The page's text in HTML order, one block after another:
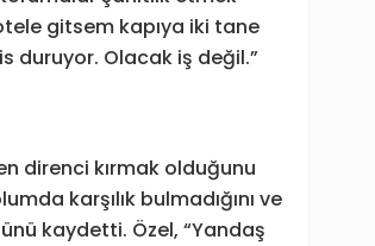
gitsem kapıya iki tane
duruyor. Olacak iş değil.”
direnci kırmak olduğunu
karşılık bulmadığını ve
kaydetti. Özel, “Yandaş